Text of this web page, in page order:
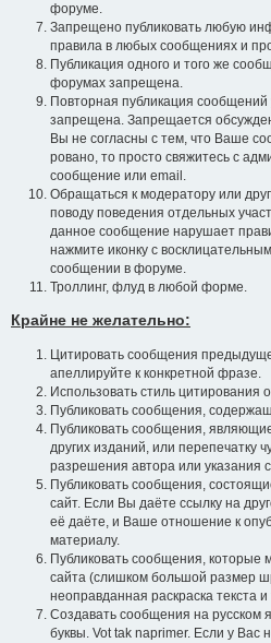
форуме.
Запрещено публиковать любую
правила в любых сообщениях и
Публикация одного и того же
форумах запрещена.
Повторная публикация
запрещена. Запрещается
Вы не согласны с тем, что Ваше
ровано, то просто свяжитесь с
сообщение или email.
Обращаться к модератору или
поводу поведения отдельных
данное сообщение нарушает
нажмите иконку с
сообщении в форуме.
Троллинг, флуд в любой форме.
Крайне не желательно:
Цитировать сообщения
апеллируйте к конкретной фразе.
Использовать стиль цитирования
Публиковать сообщения,
Публиковать сообщения,
других изданий, или перепечатку
разрешения автора или указания
Публиковать сообщения,
сайт. Если Вы даёте ссылку на
её даёте, и Ваше отношение к
материалу.
Публиковать сообщения, которые
сайта (слишком большой размер
неоправданная раскраска текста и
Создавать сообщения на русском
буквы. Vot tak naprimer. Если у